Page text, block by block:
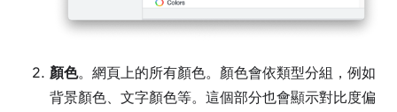
顏色。網頁上的所有顏色。顏色會依類型分組，例如
背景顏色、文字顏色等。這個部分也會顯示對比度偏